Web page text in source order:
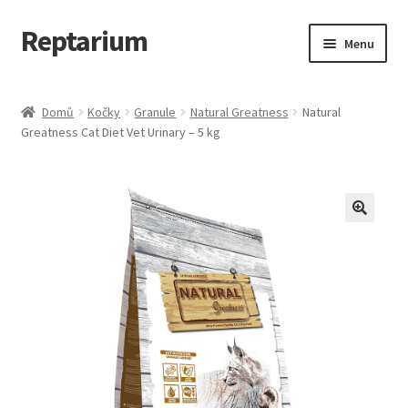
Přeskočit
na
Přejít
k
webu
Reptarium Menu
Košík
Domů Kočky Granule Natural Greatness
Natural
Greatness Cat Diet Vet Urinary – 5 kg